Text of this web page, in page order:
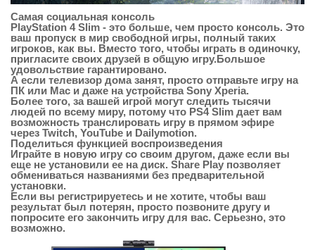
Самая социальная консоль
PlayStation 4 Slim - это больше, чем просто консоль. Это
ваш пропуск в мир свободной игры, полный таких
игроков, как вы. Вместо того, чтобы играть в одиночку,
пригласите своих друзей в общую игру.Большое
удовольствие гарантировано.
А если телевизор дома занят, просто отправьте игру на
ПК или Mac и даже на устройства Sony Xperia.
Более того, за вашей игрой могут следить тысячи
людей по всему миру, потому что PS4 Slim дает вам
возможность транслировать игру в прямом эфире
через Twitch, YouTube и Dailymotion.
Поделиться функцией воспроизведения
Играйте в новую игру со своим другом, даже если вы
еще не установили ее на диск. Share Play позволяет
обмениваться названиями без предварительной
установки.
Если вы регистрируетесь и не хотите, чтобы ваш
результат был потерян, просто позвоните другу и
попросите его закончить игру для вас. Серьезно, это
возможно.